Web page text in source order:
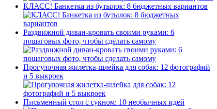
КЛАСС! Банкетка из бутылок: 8 бюджетных вариантов
Раздвижной диван-кровать своими руками: 6
пошаговых фото, чтобы сделать самому
Прогулочная жилетка-шлейка для собак: 12 фотографий
и 5 выкроек
Письменный стол с сукном: 10 необычных идей